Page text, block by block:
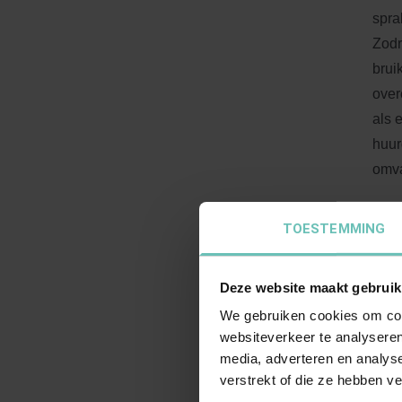
TOESTEMMING
Deze website maakt
We gebruiken cookies om
websiteverkeer te
media, adverteren en
verstrekt of die ze hebben
als